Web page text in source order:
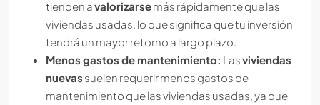
tienden avalorizarsemás rápidamente que las
viviendas usadas, lo que significa que tu inversión
tendrá un mayor retorno a largo plazo.
Menos gastos de mantenimiento: Lasviviendas
nuevas suelen requerir menos gastos de
mantenimiento que las viviendas usadas, ya que